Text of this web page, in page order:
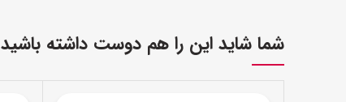
شما شاید این را هم دوست داشته باشید